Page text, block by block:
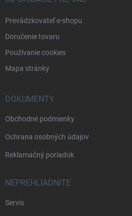
Prevádzkovateľ e-shopu
Doručenie tovaru
Používanie cookies
Mapa stránky
DOKUMENTY
Obchodné podmienky
Ochrana osobných údajov
Reklamačný poriadok
NEPREHLIADNITE
Servis